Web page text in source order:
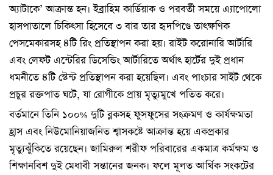
অ্যাটাকে’ আক্রান্ত হন। ইব্রাহিম কার্ডিয়াক ও পরবর্তী সময়ে এ্যাপোলো
হাসপাতালে চিকিৎসা হিসেবে ৩ বার তার হৃদপিণ্ডে তাৎক্ষণিক
পেসমেকারসহ ৪টি রিং প্রতিস্থাপন করা হয়। রাইট করোনারি আর্টারি
এবং লেফট এন্টেরির ডিসেন্ডিং আর্টারিতে অর্থাৎ হার্টের দুই প্রধান
ধমনীতে ৪টি স্টেন্ট প্রতিস্থাপন করা হয়েছিল। এবং পাংচার সাইট থেকে
প্রচুর রক্তপাত ঘটে, যা রোগীকে প্রায় মৃত্যুমুখে পতিত করে।
বর্তমানে তিনি ১০০% দুটি ব্লকসহ ফুসফুসের সংক্রমণ ও কার্যক্ষমতা
হ্রাস এবং নিউমোনিয়াজনিত শ্বাসকষ্টে আক্রান্ত হয়ে একপ্রকার
মৃত্যুঝুঁকিতে রয়েছেন। জামিরুল শরীফ পরিবারের একমাত্র কর্মক্ষম ও
শিক্ষানবিশ দুই মেধাবী সন্তানের জনক। ফলে মূলত আর্থিক সংকটের